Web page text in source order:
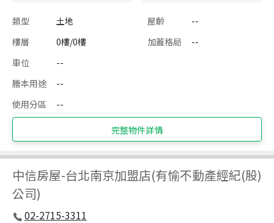
類型 土地 屋齡
--
樓層
0樓/0樓 加蓋格局
--
車位
--
謄本用途
--
使用分區
--
完整物件詳情
中信房屋-台北南京加盟店(有愉不動產經紀(股)
公司)
02-2715-3311